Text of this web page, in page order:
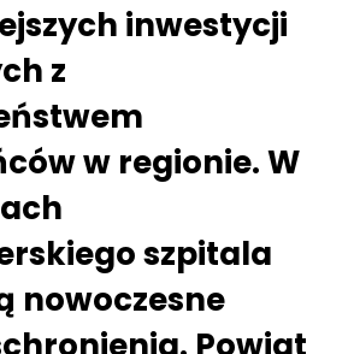
inwestycji
z
w regionie. W
szpitala
nowoczesne
Powiat